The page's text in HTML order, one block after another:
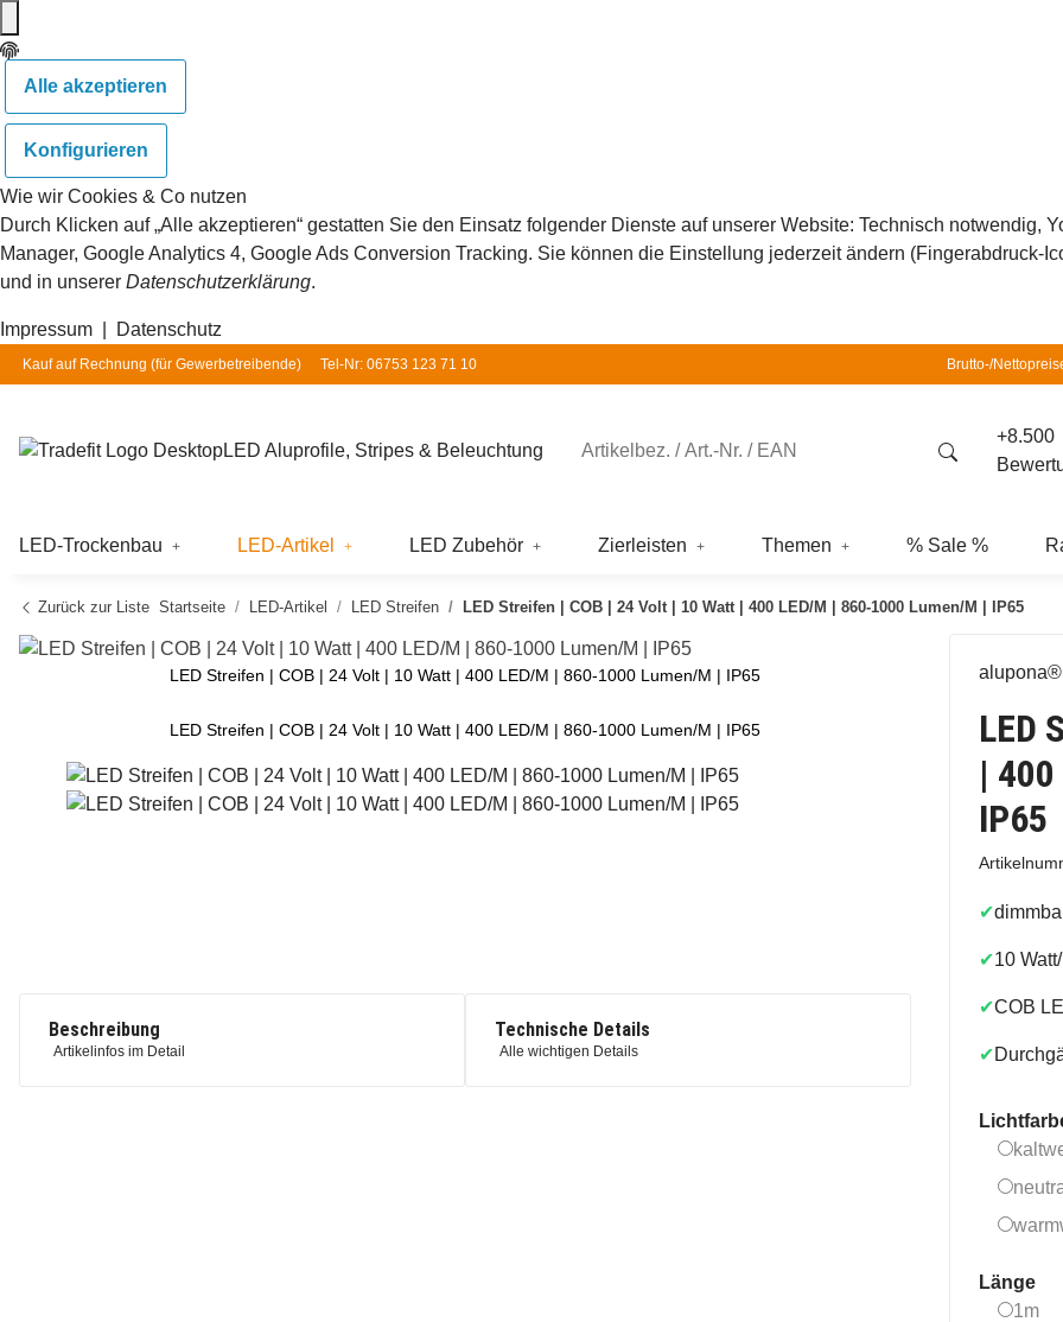
Alle akzeptieren
Konfigurieren
Wie wir Cookies & Co nutzen
Durch Klicken auf „Alle akzeptieren“ gestatten Sie den Einsatz folgender Dienste auf unserer Website: Technisch notwendig,
Manager, Google Analytics 4, Google Ads Conversion Tracking. Sie können die Einstellung jederzeit ändern (Fingerabdruck-
und in unserer Datenschutzerklärung.
Impressum Datenschutz
Kauf auf Rechnung (für Gewerbetreibende) Tel-Nr: 06753 123 71 10 Brutto-/
LED Aluprofile, Stripes & Beleuchtung
+8.500
LED-Trockenbau LED-Artikel LED Zubehör Zierleisten Themen % Sale %
Zurück zur Liste Startseite LED-Artikel LED Streifen LED Streifen | COB | 24 Volt | 10 Watt | 400 LED/M | 860-1000 Lumen/M | IP65
alupona®
LED
|
IP65
✔
✔10
✔COB
✔
Länge
1m1m
LED Streifen | COB | 24 Volt | 10 Watt | 400 LED/M | 860-1000 Lumen/M | IP65
LED Streifen | COB | 24 Volt | 10 Watt | 400 LED/M | 860-1000 Lumen/M | IP65
Beschreibung
Artikelinfos im Detail
Technische Details
Alle wichtigen Details